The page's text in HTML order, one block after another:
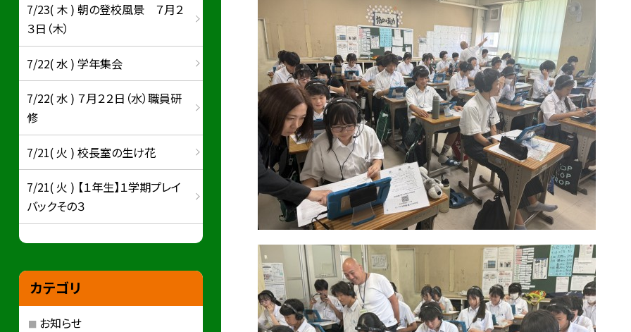
7/23( 木 ) 朝の登校風景 ７月２
３日（木）
7/22( 水 ) 学年集会
7/22( 水 ) ７月２２日（水）職員研
修
7/21( 火 ) 校長室の生け花
7/21( 火 ) 【１年生】１学期プレイ
バックその３
カテゴリ
お知らせ